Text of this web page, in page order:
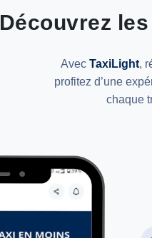
Découvrez
Avec TaxiLight,
profitez d’une
chaque